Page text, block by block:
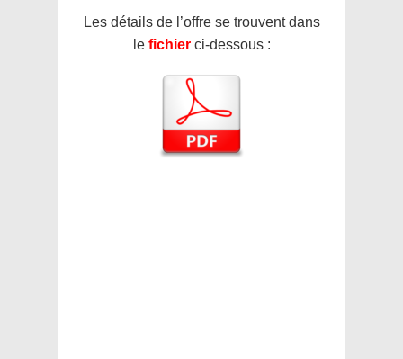
Les détails de l’offre se trouvent dans
le fichier ci-dessous :